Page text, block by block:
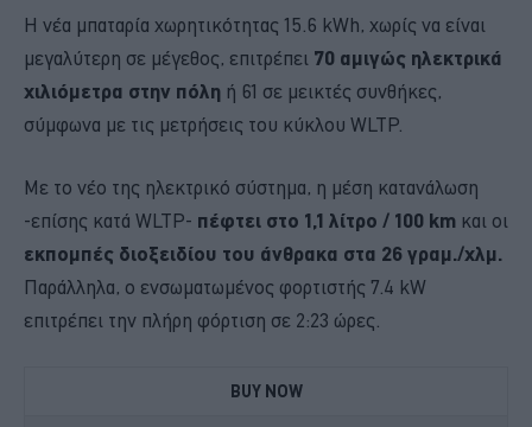
Η νέα μπαταρία χωρητικότητας 15.6 kWh, χωρίς να είναι
μεγαλύτερη σε μέγεθος, επιτρέπει 70 αμιγώς ηλεκτρικά
χιλιόμετρα στην πόλη ή 61 σε μεικτές συνθήκες,
σύμφωνα με τις μετρήσεις του κύκλου WLTP.
Με το νέο της ηλεκτρικό σύστημα, η μέση κατανάλωση
-επίσης κατά WLTP- πέφτει στο 1,1 λίτρο / 100 km και οι
εκπομπές διοξειδίου του άνθρακα στα 26 γραμ./χλμ.
Παράλληλα, ο ενσωματωμένος φορτιστής 7.4 kW
επιτρέπει την πλήρη φόρτιση σε 2:23 ώρες.
BUY NOW